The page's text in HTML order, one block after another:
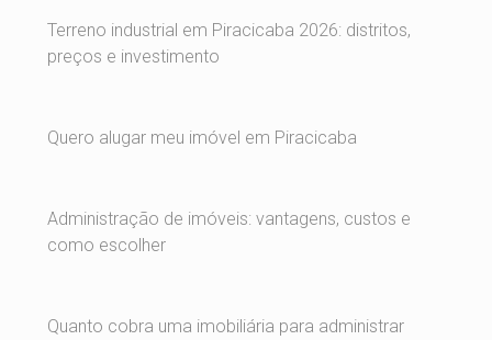
Terreno industrial em Piracicaba 2026: distritos,
preços e investimento
Quero alugar meu imóvel em Piracicaba
Administração de imóveis: vantagens, custos e
como escolher
Quanto cobra uma imobiliária para administrar